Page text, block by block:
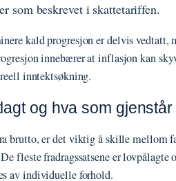
som beskrevet i skattetariffen.
kald progresjon er delvis vedtatt,
innebærer at inflasjon kan
inntektsøkning.
og hva som
brutto, er det viktig å skille mellom
fleste fradragssatsene er lovpålagte
av individuelle forhold.